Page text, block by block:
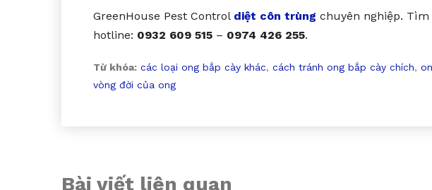
GreenHouse Pest Control diệt côn trùng chuyên nghiệp.
hotline: 0932 609 515 – 0974 426 255.
Từ khóa: các loại ong bắp cày khác, cách tránh ong bắp cày chích,
vòng đời của ong
Bài viết liên quan